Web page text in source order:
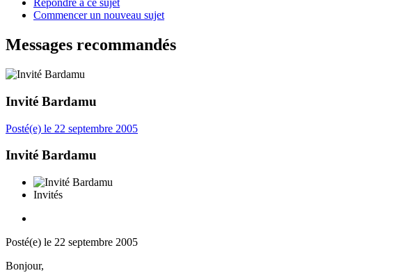
Répondre à ce sujet
Commencer un nouveau sujet
Messages recommandés
Invité Bardamu
Posté(e) le 22 septembre 2005
Invité Bardamu
Invités
Posté(e) le 22 septembre 2005
Bonjour,